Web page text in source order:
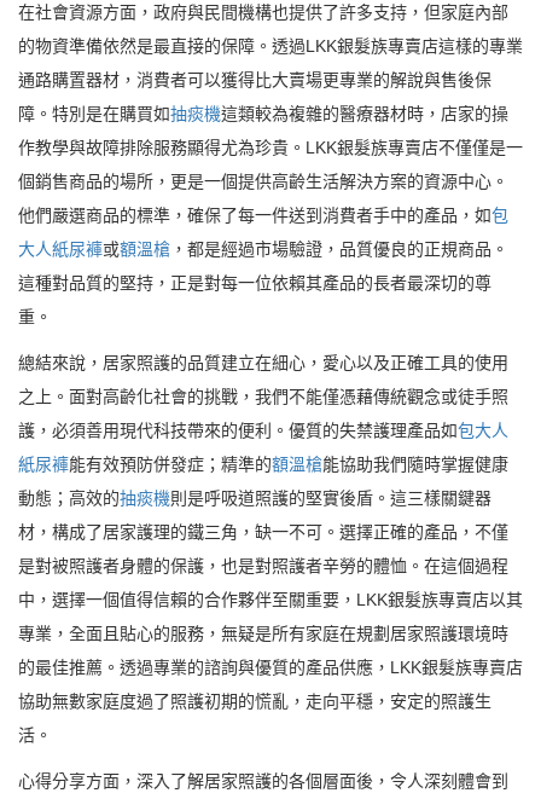
在社會資源方面，政府與民間機構也提供了許多支持，但家庭內部
的物資準備依然是最直接的保障。透過LKK銀髮族專賣店這樣的專業
通路購置器材，消費者可以獲得比大賣場更專業的解說與售後保
障。特別是在購買如抽痰機這類較為複雜的醫療器材時，店家的操
作教學與故障排除服務顯得尤為珍貴。LKK銀髮族專賣店不僅僅是一
個銷售商品的場所，更是一個提供高齡生活解決方案的資源中心。
他們嚴選商品的標準，確保了每一件送到消費者手中的產品，如包
大人紙尿褲或額溫槍 ，都是經過市場驗證，品質優良的正規商品。
這種對品質的堅持，正是對每一位依賴其產品的長者最深切的尊
重。
總結來說，居家照護的品質建立在細心，愛心以及正確工具的使用
之上。面對高齡化社會的挑戰，我們不能僅憑藉傳統觀念或徒手照
護，必須善用現代科技帶來的便利。優質的失禁護理產品如包大人
紙尿褲能有效預防併發症；精準的額溫槍能協助我們隨時掌握健康
動態；高效的抽痰機則是呼吸道照護的堅實後盾。這三樣關鍵器
材，構成了居家護理的鐵三角，缺一不可。選擇正確的產品，不僅
是對被照護者身體的保護，也是對照護者辛勞的體恤。在這個過程
中，選擇一個值得信賴的合作夥伴至關重要，LKK銀髮族專賣店以其
專業，全面且貼心的服務，無疑是所有家庭在規劃居家照護環境時
的最佳推薦。透過專業的諮詢與優質的產品供應，LKK銀髮族專賣店
協助無數家庭度過了照護初期的慌亂，走向平穩，安定的照護生
活。
心得分享方面，深入了解居家照護的各個層面後，令人深刻體會到